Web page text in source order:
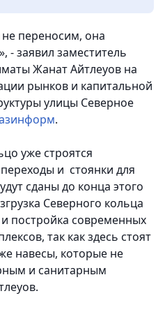
переносим, она
- заявил заместитель
Жанат Айтлеуов на
рынков и капитальной
улицы Северное
.
уже строятся
и стоянки для
сданы до конца этого
Северного кольца
постройка современных
так как здесь стоят
навесы, которые не
и санитарным